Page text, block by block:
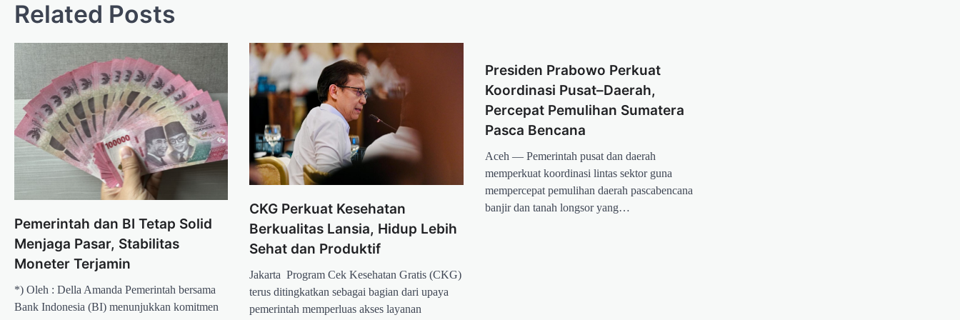
Related Posts
Pemerintah dan BI Tetap Solid
Menjaga Pasar, Stabilitas
Moneter Terjamin
*) Oleh : Della Amanda Pemerintah bersama
Bank Indonesia (BI) menunjukkan komitmen
CKG Perkuat Kesehatan
Berkualitas Lansia, Hidup Lebih
Sehat dan Produktif
Jakarta  Program Cek Kesehatan Gratis (CKG)
terus ditingkatkan sebagai bagian dari upaya
pemerintah memperluas akses layanan
Presiden Prabowo Perkuat
Koordinasi Pusat–Daerah,
Percepat Pemulihan Sumatera
Pasca Bencana
Aceh — Pemerintah pusat dan daerah
memperkuat koordinasi lintas sektor guna
mempercepat pemulihan daerah pascabencana
banjir dan tanah longsor yang…